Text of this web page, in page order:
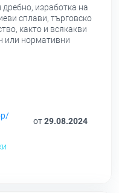
изработка на
сплави, търговско
както и всякакви
или нормативни
от29.08.2024